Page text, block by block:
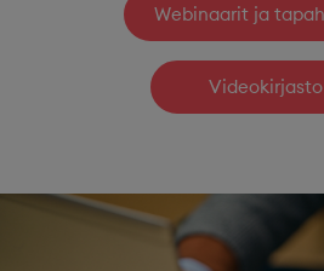
Webinaarit ja
Videokirjasto